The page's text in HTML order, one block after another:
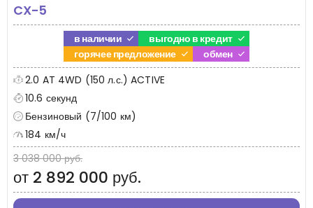
CX-5
в наличии
выгодно в кредит
горячее предложение
обмен
2.0 AT 4WD (150 л.с.) ACTIVE
10.6 секунд
Бензиновый (7/100 км)
184 км/ч
3 038 000 руб.
от 2 892 000 руб.